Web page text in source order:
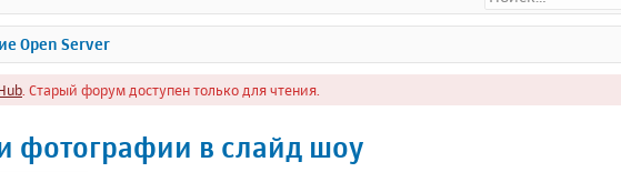
Open Server
. Старый форум доступен только для чтения.
фотографии в слайд шоу